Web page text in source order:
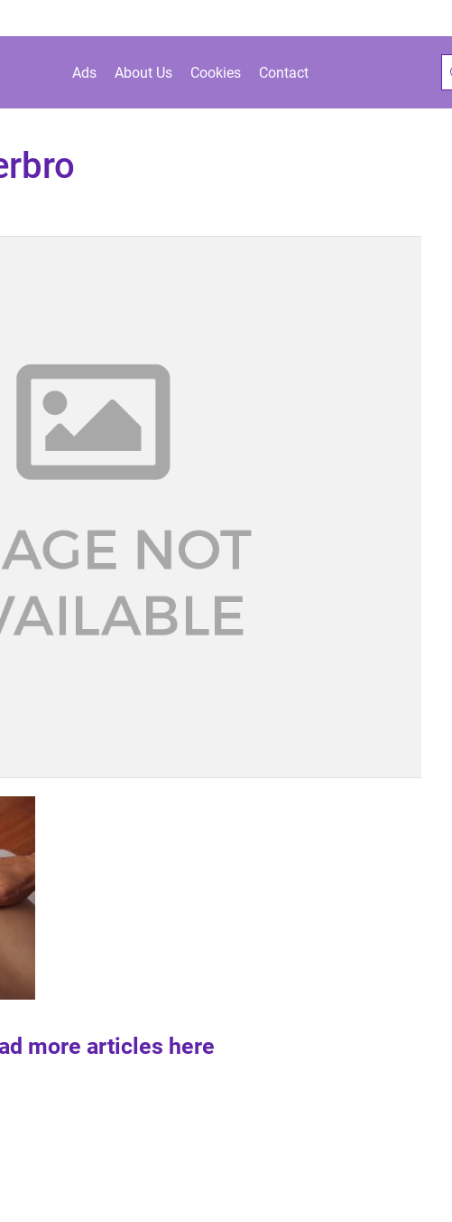
Ads About Us Cookies Contact
more articles here